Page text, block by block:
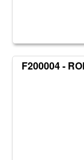
F200004 -